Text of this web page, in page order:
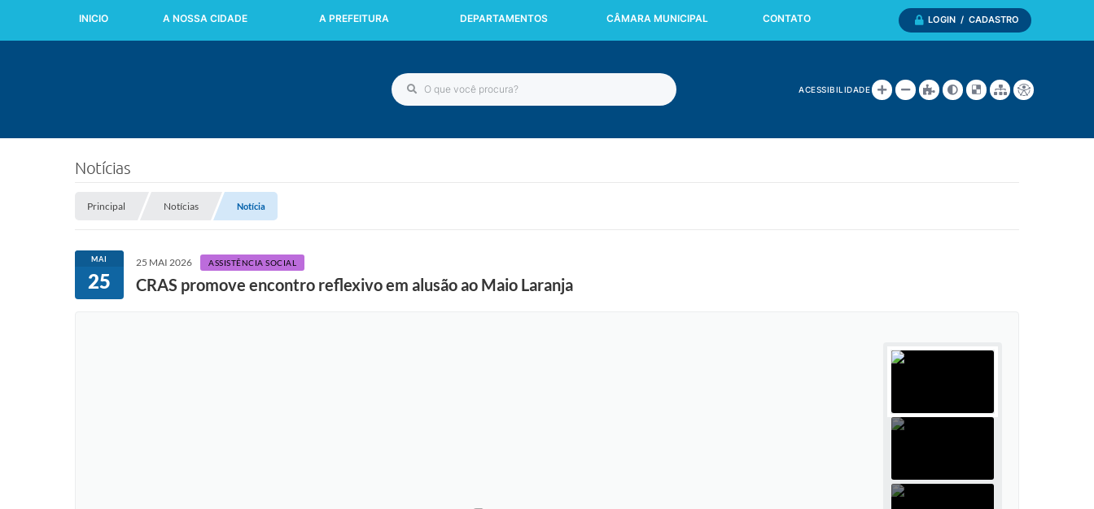
LOGIN / CADASTRO
ACESSIBILIDADE
INICIO A NOSSA CIDADE A PREFEITURA DEPARTAMENTOS CÂMARA MUNICIPAL CONTATO
Notícias
Principal Notícias Notícia
MAI
25
25 MAI 2026 ASSISTÊNCIA SOCIAL
CRAS promove encontro reflexivo em alusão ao Maio Laranja